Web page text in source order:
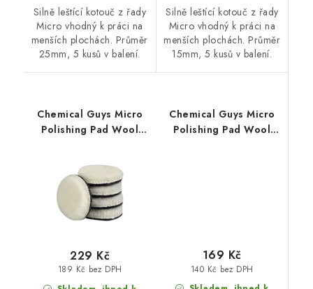
Silně leštící kotouč z řady
Micro vhodný k práci na
menších plochách. Průměr
25mm, 5 kusů v balení.
Silně leštící kotouč z řady
Micro vhodný k práci na
menších plochách. Průměr
15mm, 5 kusů v balení.
Chemical Guys Micro
Polishing Pad Wool
189 Kč bez DPH
229 Kč
Chemical Guys Micro
Polishing Pad Wool
140 Kč bez DPH
169 Kč